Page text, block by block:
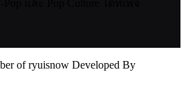
of ryuisnow Developed By